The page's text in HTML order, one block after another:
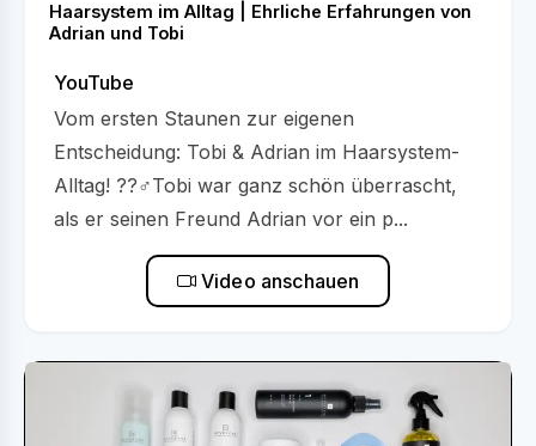
Haarsystem im Alltag | Ehrliche Erfahrungen von
Adrian und Tobi
YouTube
Vom ersten Staunen zur eigenen
Entscheidung: Tobi & Adrian im Haarsystem-
Alltag! ??‍♂️Tobi war ganz schön überrascht,
als er seinen Freund Adrian vor ein p...
Video anschauen